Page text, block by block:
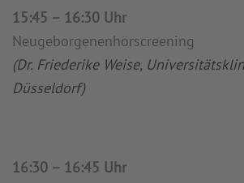
15:45 – 16:30 Uhr
Neugeborgenenhörscreening
(Dr. Friederike Weise,
Düsseldorf)
16:30 – 16:45 Uhr